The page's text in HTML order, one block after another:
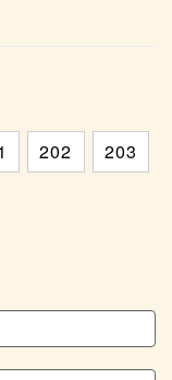
202
203